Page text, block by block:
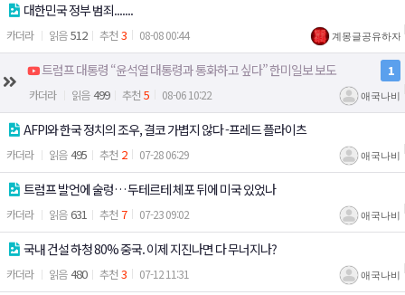
카더라
대한민국 정부 범죄.......
계몽글공유하자
512 3 08-08 00:44
카더라
트럼프 대통령 “윤석열 대통령과 통화하고 싶다” 한미일보 보도 1
애국나비
499 5 08-06 10:22
카더라
AFPI와 한국 정치의 조우, 결코 가볍지 않다 -프레드 플라이츠
애국나비
495 2 07-28 06:29
카더라
트럼프 발언에 술렁… 두테르테 체포 뒤에 미국 있었나
애국나비
631 7 07-23 09:02
카더라
국내 건설 하청 80% 중국. 이제 지진나면 다 무너지나?
애국나비
480 3 07-12 11:31